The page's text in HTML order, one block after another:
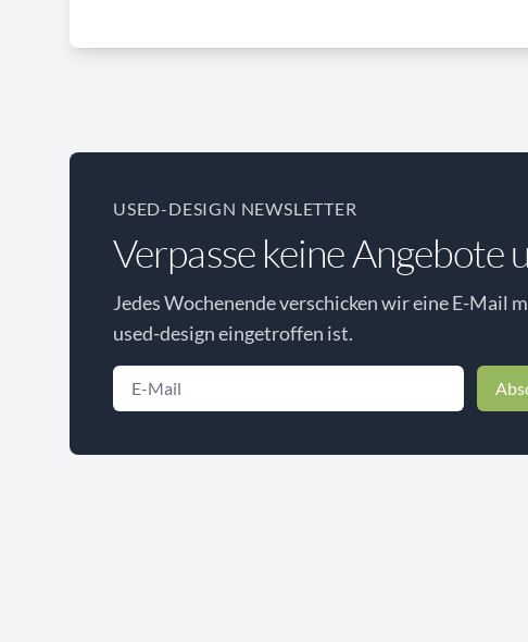
USED-DESIGN NEWSLETTER
Verpasse keine Angebote
Jedes Wochenende verschicken wir eine E-Mail
used-design eingetroffen ist.